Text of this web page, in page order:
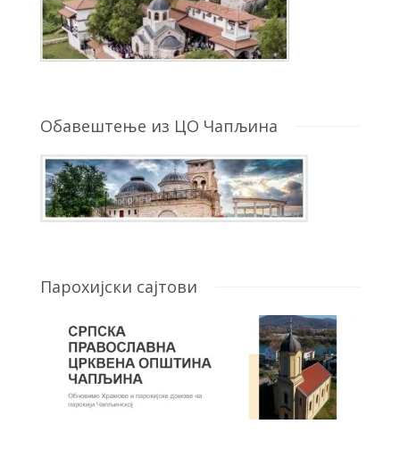
Обавештење из ЦО Чапљина
Парохијски сајтови